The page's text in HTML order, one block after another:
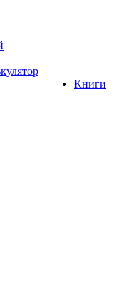
Книги